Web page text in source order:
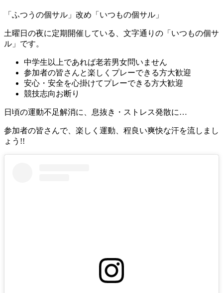
「ふつうの個サル」改め「いつもの個サル」
土曜日の夜に定期開催している、文字通りの「いつもの個サ
ル」です。
中学生以上であれば老若男女問いません
参加者の皆さんと楽しくプレーできる方大歓迎
安心・安全を心掛けてプレーできる方大歓迎
競技志向お断り
日頃の運動不足解消に、息抜き・ストレス発散に…
参加者の皆さんで、楽しく運動、程良い爽快な汗を流しまし
ょう!!